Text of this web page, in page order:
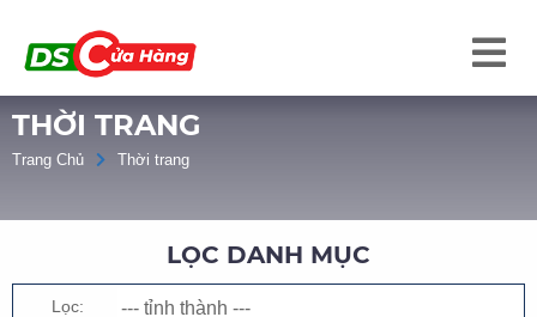
THỜI TRANG
Trang Chủ Thời trang
LỌC DANH MỤC
Lọc: